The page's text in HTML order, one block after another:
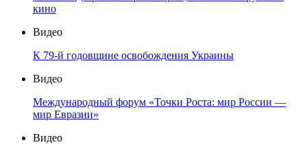
кино
Видео
К 79-й годовщине освобождения Украины
Видео
Международный форум «Точки Роста: мир России —
мир Евразии»
Видео